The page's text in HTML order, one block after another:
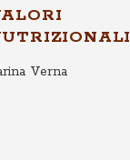
Verna